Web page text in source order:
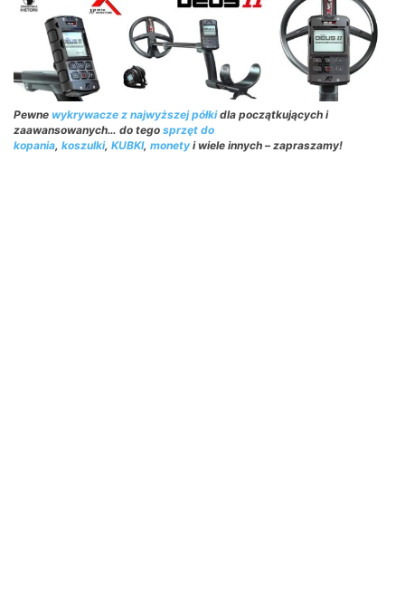
Pewne wykrywacze z najwyższej półkidla początkujących i
zaawansowanych… do tego sprzęt do
kopania, koszulki, KUBKI, monety i wiele innych – zapraszamy!